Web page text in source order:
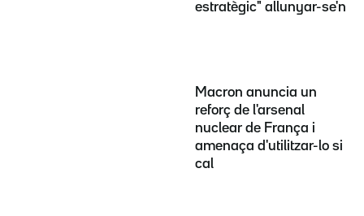
estratègic" allunyar-se'n
Macron anuncia un
reforç de l'arsenal
nuclear de França i
amenaça d'utilitzar-lo si
cal